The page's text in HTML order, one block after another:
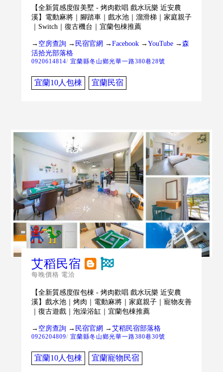
【全新質感度假美墅 - 烤肉歡唱 戲水玩樂 近安農
溪】電動麻將｜腳踏車｜戲水池｜溜滑梯｜家庭親子
｜Switch｜復古機台｜宜蘭包棟推薦
→ 空房查詢→ 民宿官網 →Facebook→YouTube→森
活拾光部落格
0920614814/ 宜蘭縣冬山鄉光華一路380巷28號
宜蘭10人包棟 宜蘭民宿
艾稻民宿
每晚價格 電洽
【全新質感度假包棟 - 烤肉歡唱 戲水玩樂 近安農
溪】戲水池｜烤肉｜電動麻將｜家庭親子｜寵物友善
｜復古遊戲｜泡澡浴缸｜宜蘭包棟推薦
→ 空房查詢→ 民宿官網 →艾稻民宿部落格
0926204809/ 宜蘭縣冬山鄉光華一路380巷30號
宜蘭10人包棟 宜蘭寵物民宿